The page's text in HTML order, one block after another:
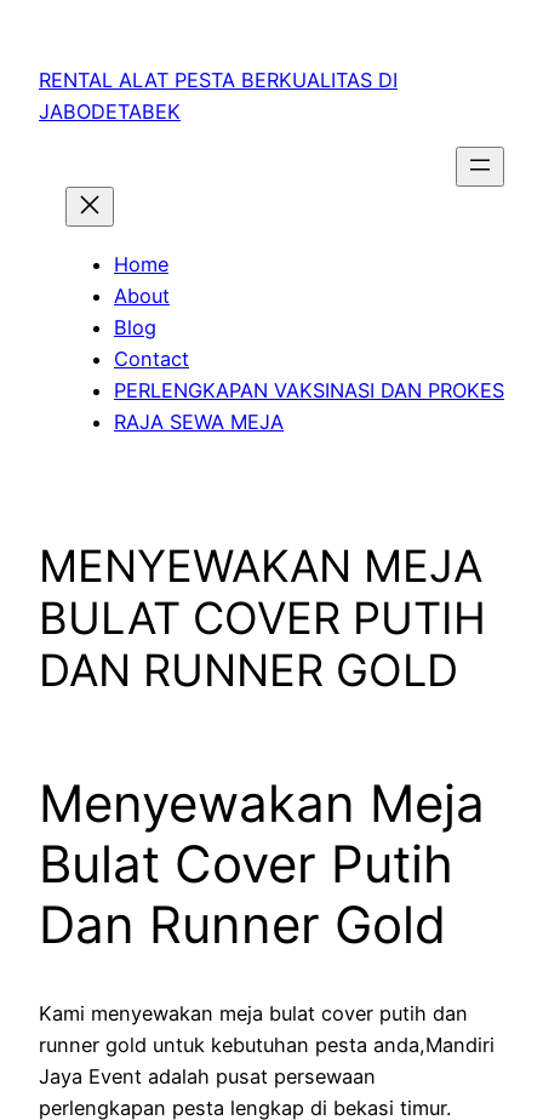
RENTAL ALAT PESTA BERKUALITAS DI
JABODETABEK
Home
About
Blog
Contact
PERLENGKAPAN VAKSINASI DAN PROKES
RAJA SEWA MEJA
MENYEWAKAN MEJA
BULAT COVER PUTIH
DAN RUNNER GOLD
Menyewakan Meja
Bulat Cover Putih
Dan Runner Gold
Kami menyewakan meja bulat cover putih dan
runner gold untuk kebutuhan pesta anda,Mandiri
Jaya Event adalah pusat persewaan
perlengkapan pesta lengkap di bekasi timur.